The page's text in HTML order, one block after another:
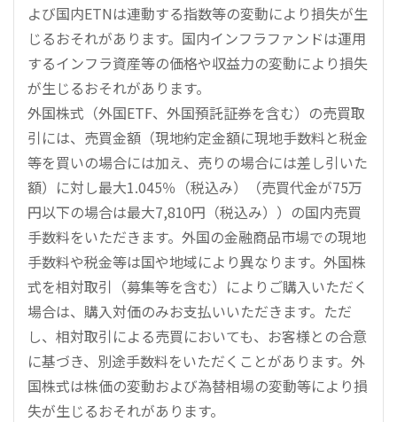
よび国内ETNは連動する指数等の変動により損失が生
じるおそれがあります。国内インフラファンドは運用
するインフラ資産等の価格や収益力の変動により損失
が生じるおそれがあります。
外国株式（外国ETF、外国預託証券を含む）の売買取
引には、売買金額（現地約定金額に現地手数料と税金
等を買いの場合には加え、売りの場合には差し引いた
額）に対し最大1.045％（税込み）（売買代金が75万
円以下の場合は最大7,810円（税込み））の国内売買
手数料をいただきます。外国の金融商品市場での現地
手数料や税金等は国や地域により異なります。外国株
式を相対取引（募集等を含む）によりご購入いただく
場合は、購入対価のみお支払いいただきます。ただ
し、相対取引による売買においても、お客様との合意
に基づき、別途手数料をいただくことがあります。外
国株式は株価の変動および為替相場の変動等により損
失が生じるおそれがあります。